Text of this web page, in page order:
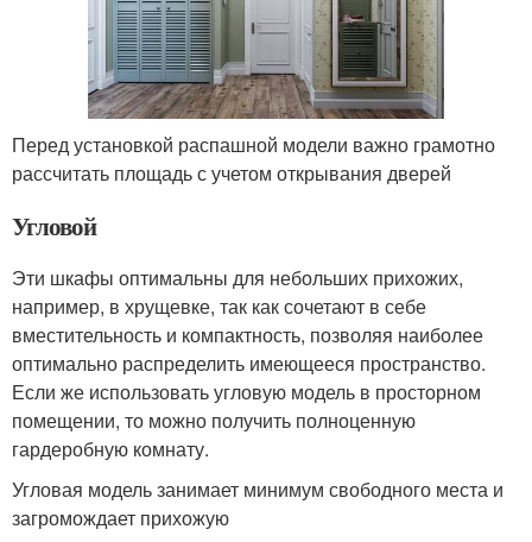
Перед установкой распашной модели важно грамотно
рассчитать площадь с учетом открывания дверей
Угловой
Эти шкафы оптимальны для небольших прихожих,
например, в хрущевке, так как сочетают в себе
вместительность и компактность, позволяя наиболее
оптимально распределить имеющееся пространство.
Если же использовать угловую модель в просторном
помещении, то можно получить полноценную
гардеробную комнату.
Угловая модель занимает минимум свободного места и
загромождает прихожую